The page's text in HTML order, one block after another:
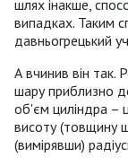
шлях інакше,
випадках. Таким
давньогрецький
А вчинив він
шару приблизно
об'єм циліндра –
висоту (товщину
(вимірявши)